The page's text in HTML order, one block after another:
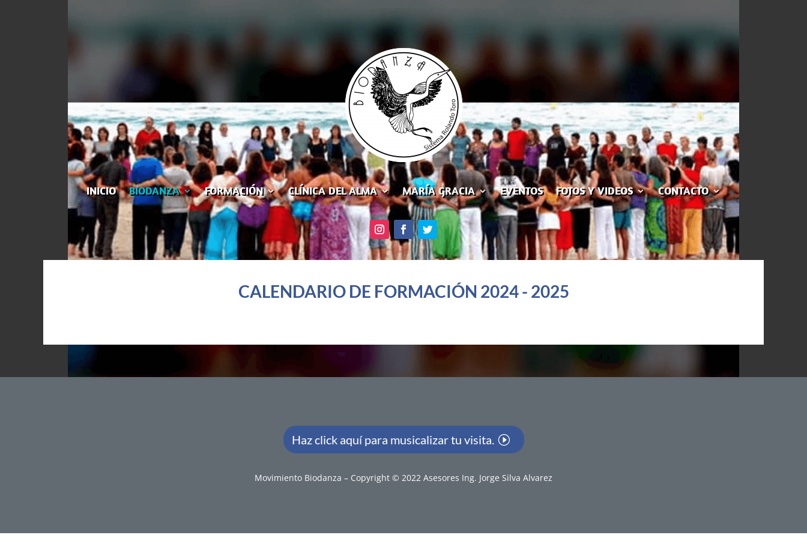
INICIO BIODANZA FORMACIÓN CLÍNICA DEL ALMA MARÍA GRACIA EVENTOS FOTOS Y VIDEOS CONTACTO
CALENDARIO DE FORMACIÓN 2024 - 2025
Haz click aquí para musicalizar tu visita.
Movimiento Biodanza – Copyright © 2022 Asesores Ing. Jorge Silva Alvarez